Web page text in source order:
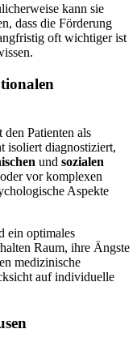
kann sie
dass die Förderung
oft wichtiger ist
den Patienten als
isoliert diagnostiziert,
und sozialen
oder vor komplexen
Aspekte
ein optimales
Raum, ihre Ängste
medizinische
auf individuelle